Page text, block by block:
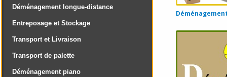
Déménagement longue-distance
Entreposage et Stockage
Transport et Livraison
Transport de palette
Déménagement piano